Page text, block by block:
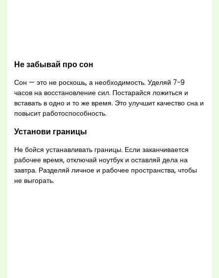
Не забывай про сон
Сон — это не роскошь, а необходимость. Уделяй 7-9
часов на восстановление сил. Постарайся ложиться и
вставать в одно и то же время. Это улучшит качество сна и
повысит работоспособность.
Установи границы
Не бойся устанавливать границы. Если заканчивается
рабочее время, отключай ноутбук и оставляй дела на
завтра. Разделяй личное и рабочее пространства, чтобы
не выгорать.